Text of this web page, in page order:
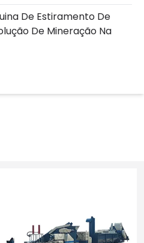
De Estiramento De
De Mineração Na